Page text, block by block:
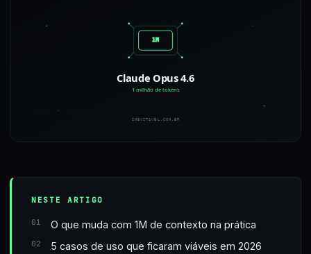
NESTE ARTIGO
O que muda com 1M de contexto na prática
5 casos de uso que ficaram viáveis em 2026